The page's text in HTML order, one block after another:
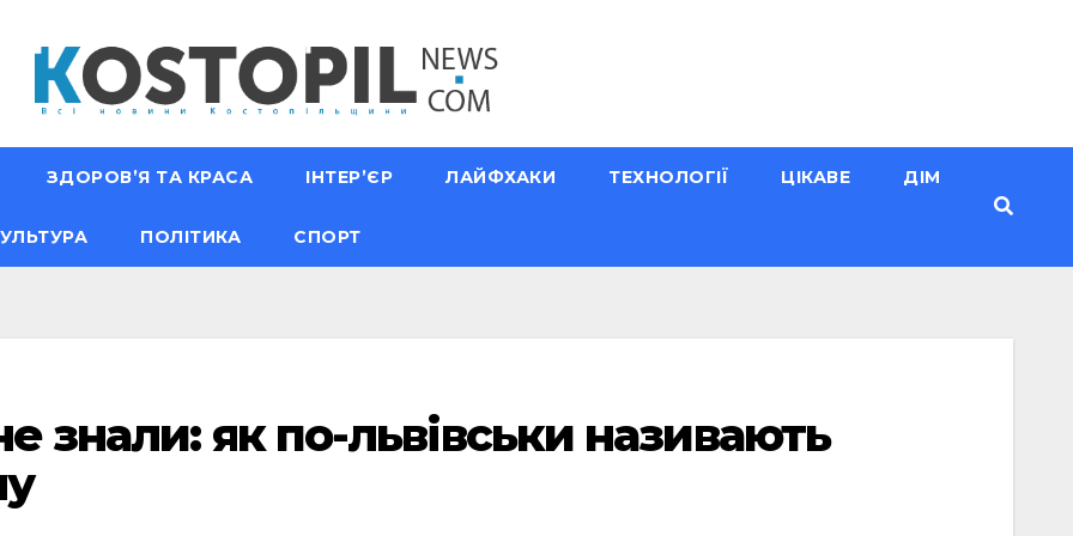
ЗДОРОВ’Я ТА КРАСА ІНТЕР’ЄР ЛАЙФХАКИ ТЕХНОЛОГІЇ ЦІКАВЕ ДІМ
ПОЛІТИКА СПОРТ
знали: як по-львівськи називають